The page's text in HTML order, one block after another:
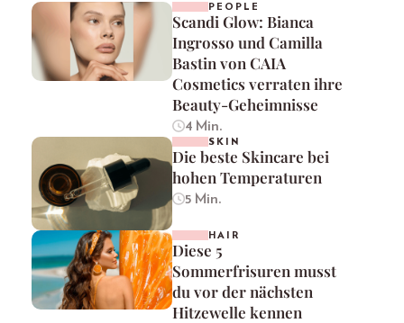
PEOPLE
Scandi Glow: Bianca
Ingrosso und Camilla
Bastin von CAIA
Cosmetics verraten ihre
Beauty-Geheimnisse
4 Min.
SKIN
Die beste Skincare bei
hohen Temperaturen
5 Min.
HAIR
Diese 5
Sommerfrisuren musst
du vor der nächsten
Hitzewelle kennen